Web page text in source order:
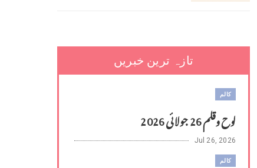
تازہ ترین خبریں
کالم
لوح وقلم 26 جولائی 2026
Jul 26, 2026
کالم